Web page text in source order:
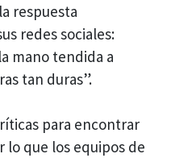
la respuesta
redes sociales:
mano tendida a
tan duras”.
para encontrar
lo que los equipos de